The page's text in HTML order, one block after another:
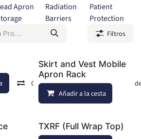
Apron
Radiation
Barriers
Patient
Protection
Filtros
Comparar Añadir a lista de
Skirt and Vest Mobile
Apron Rack
Añadir a la cesta
TXRF (Full Wrap Top)